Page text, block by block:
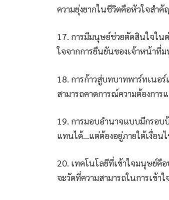
ความยุ่งยากในชีวิตคือหัวใจสำ
17. การมีมนุษย์ช่วยตัดสินใจใน
ใจจากการยืนยันของเจ้าหน้าที่
18. การก้าวสู่บทบาทพาร์ทเนอ
สามารถคาดการณ์ความต้องกา
19. การมอบอำนาจแบบมีกรอบ
แทนได้...แต่ต้องอยู่ภายใต้เงื่อน
20. เทคโนโลยีที่เข้าใจมนุษย์คื
จะวัดที่ความสามารถในการเข้า